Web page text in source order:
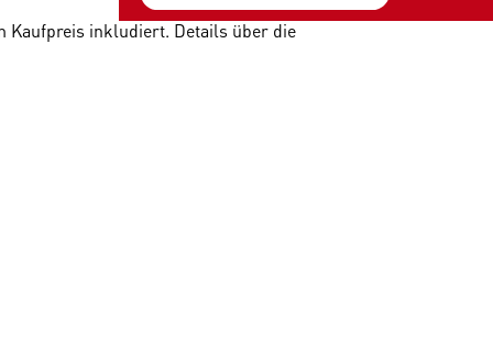
Kaufpreis inkludiert. Details über die